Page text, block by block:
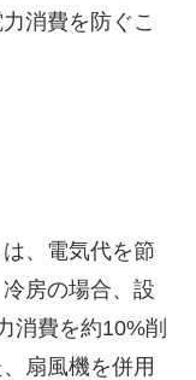
消費を防ぐこ
、電気代を節
房の場合、設
消費を約10%削
扇風機を併用